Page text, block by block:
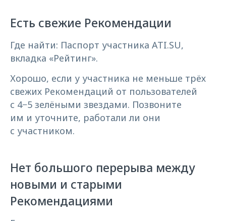
Есть свежие Рекомендации
Где найти: Паспорт участника ATI.SU,
вкладка «Рейтинг».
Хорошо, если у участника не меньше трёх
свежих Рекомендаций от пользователей
с 4−5 зелёными звездами. Позвоните
им и уточните, работали ли они
с участником.
Нет большого перерыва между
новыми и старыми
Рекомендациями